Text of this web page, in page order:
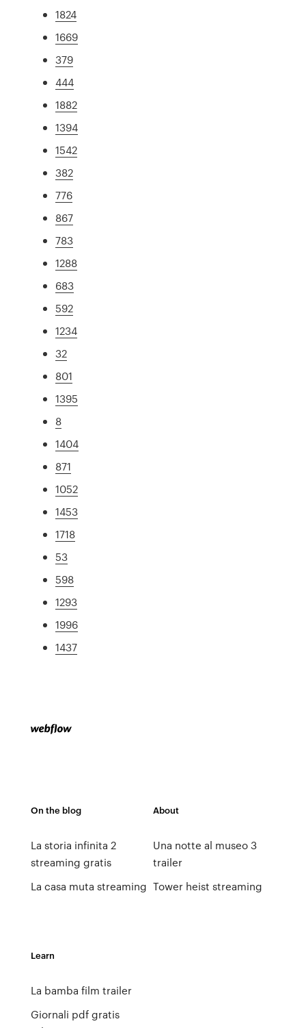
1824
1669
379
444
1882
1394
1542
382
776
867
783
1288
683
592
1234
32
801
1395
8
1404
871
1052
1453
1718
53
598
1293
1996
1437
On the blog
La storia infinita 2
streaming gratis
La casa muta streaming
About
Una notte al museo 3
trailer
Tower heist streaming
Learn
La bamba film trailer
Giornali pdf gratis